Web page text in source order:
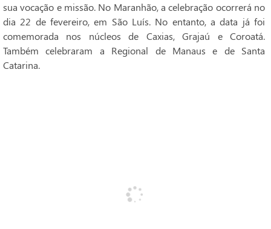
sua vocação e missão. No Maranhão, a celebração ocorrerá no
dia 22 de fevereiro, em São Luís. No entanto, a data já foi
comemorada nos núcleos de Caxias, Grajaú e Coroatá.
Também celebraram a Regional de Manaus e de Santa
Catarina.